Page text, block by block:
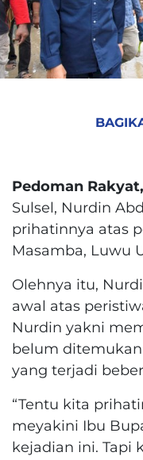
Pedoman
Sulsel, Nurdin
prihatinnya atas
Masamba, Luwu
Olehnya itu,
awal atas
Nurdin yakni
belum
yang terjadi
“Tentu kita
meyakini Ibu
kejadian ini. Tapi